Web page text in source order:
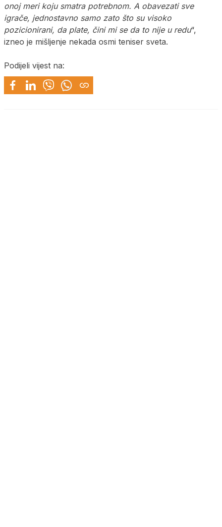
onoj meri koju smatra potrebnom. A obavezati sve
igrače, jednostavno samo zato što su visoko
pozicionirani, da plate, čini mi se da to nije u redu“,
izneo je mišljenje nekada osmi teniser sveta.
Podijeli vijest na: